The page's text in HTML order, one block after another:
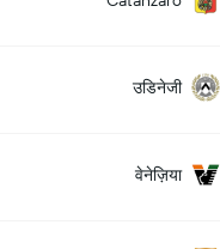
उडिनेजी
वेनेज़िया